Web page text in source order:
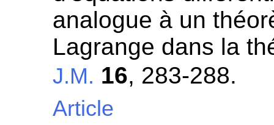
analogue à un
Lagrange dans la
J.M. 16, 283-288.
Article